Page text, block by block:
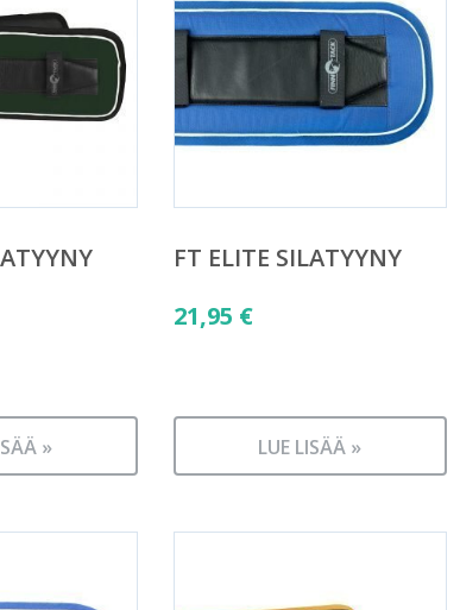
»
FT ELITE SILATYYNY
21,95 €
LUE LISÄÄ »